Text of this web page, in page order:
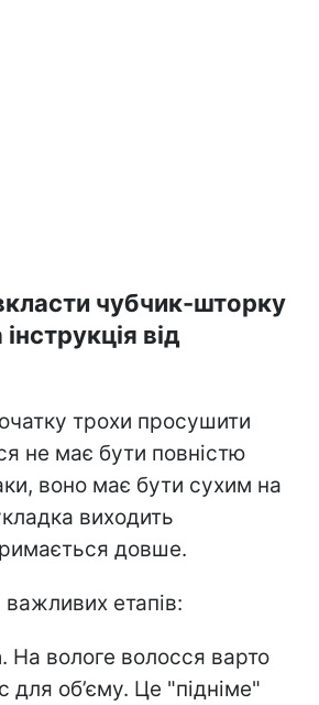
чубчик-шторку
від
трохи просушити
не має бути повністю
воно має бути сухим на
виходить
довше.
важливих етапів:
. На вологе волосся варто
для об’єму. Це "підніме"